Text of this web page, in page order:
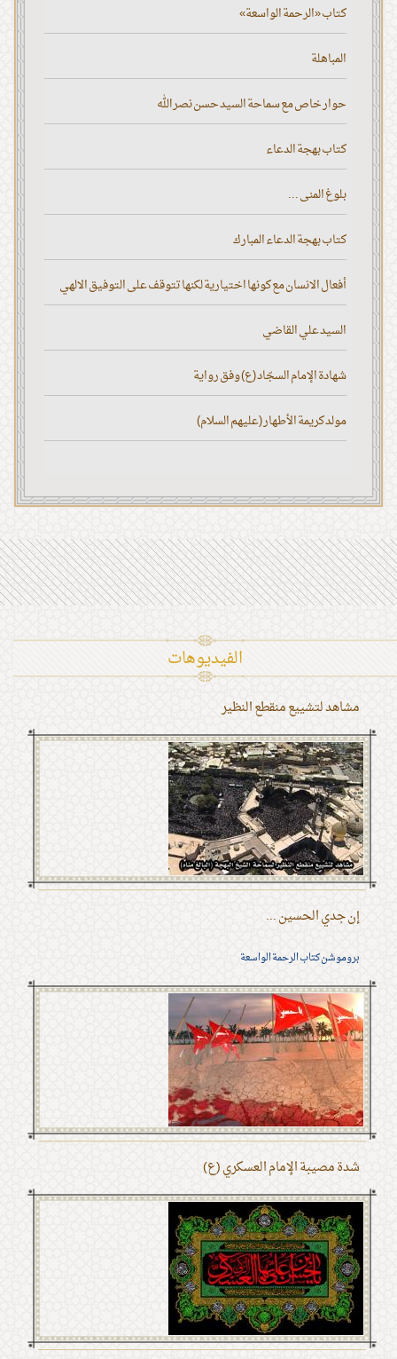
كتاب «الرحمة الواسعة»
المباهلة
حوار خاص مع سماحة السيد حسن نصر الله
كتاب بهجة الدعاء
بلوغ المنى ...
كتاب بهجة الدعاء المبارك
أفعال الانسان مع كونها اختيارية لكنها تتوقف على التوفيق الالهي
السيد علي القاضي
شهادة الإمام السجّاد (ع) وفق رواية
مولد كريمة الأطهار (عليهم السلام)
الفیدیوهات
مشاهد لتشييع منقطع النظير
إن جدي الحسين ...
بروموشن كتاب الرحمة الواسعة
شدة مصيبة الإمام العسكري (ع)